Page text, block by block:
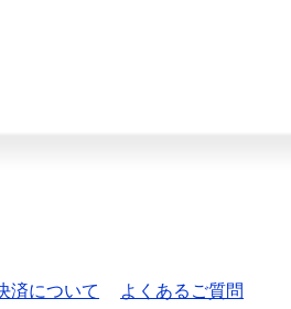
済について
よくあるご質問